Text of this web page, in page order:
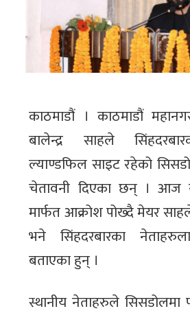
काठमाडौं । काठमाडौं
बालेन्द्र साहले
ल्याण्डफिल साइट रहेको
चेतावनी दिएका छन् । आज
मार्फत आक्रोश पोख्दै मेयर
भने सिंहदरबारका
बताएका हुन् ।
स्थानीय नेताहरुले सिसडोलमा